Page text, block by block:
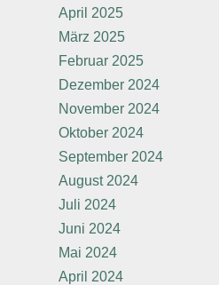
April 2025
März 2025
Februar 2025
Dezember 2024
November 2024
Oktober 2024
September 2024
August 2024
Juli 2024
Juni 2024
Mai 2024
April 2024